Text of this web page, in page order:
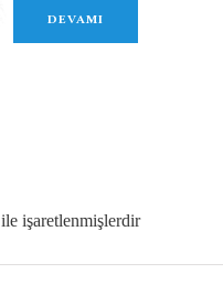
DEVAMI
ile işaretlenmişlerdir